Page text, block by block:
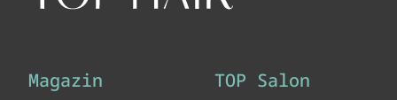
Magazin TOP Salon